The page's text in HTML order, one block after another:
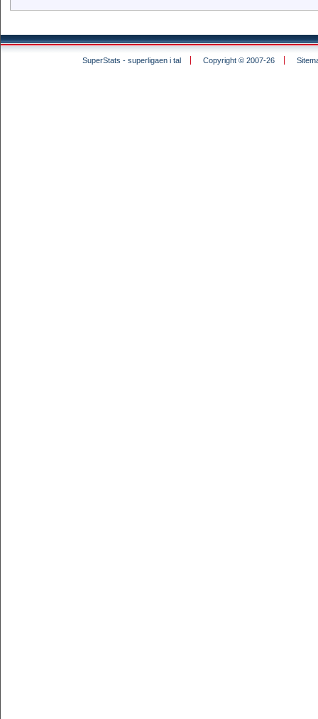
SuperStats - superligaen i tal Copyright © 2007-26